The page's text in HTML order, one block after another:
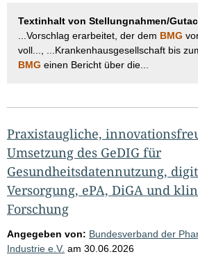
Textinhalt von Stellungnahmen/
...Vorschlag erarbeitet, der dem BMG
voll..., ...Krankenhausgesellschaft bis
BMG einen Bericht über die...
Praxistaugliche,
Umsetzung des GeDIG für
Gesundheitsdatennutzung,
Versorgung, ePA, DiGA und
Forschung
Angegeben von: Bundesverband der
Industrie e.V. am 30.06.2026